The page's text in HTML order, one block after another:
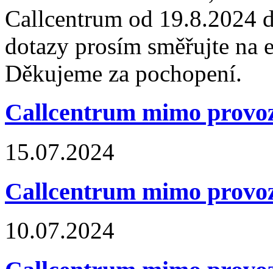
Callcentrum od 19.8.2024
dotazy prosím směřujte na
Děkujeme za pochopení.
Callcentrum mimo
15.07.2024
Callcentrum mimo
10.07.2024